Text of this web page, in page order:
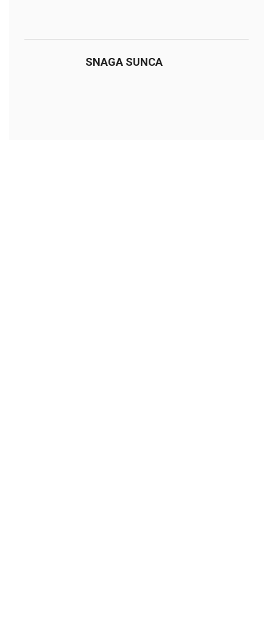
SNAGA SUNCA